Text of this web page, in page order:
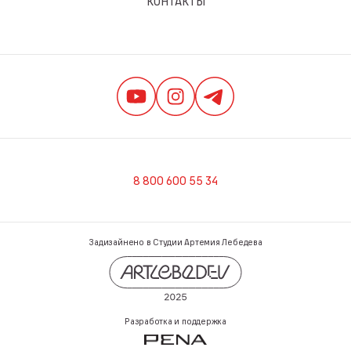
8 800 600 55 34
Задизайнено в Студии Артемия Лебедева
Разработка и поддержка